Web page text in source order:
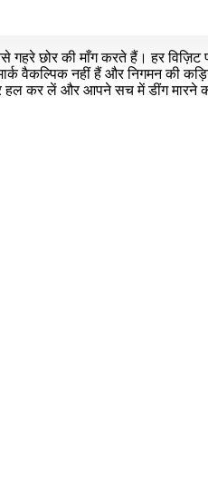
छोर की माँग करते हैं। हर
वैकल्पिक नहीं हैं और निगमन की
हल कर लें और आपने सच में डींग